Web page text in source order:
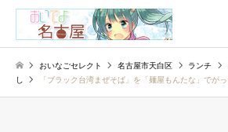
おいなごセレクト 名古屋市天白区 ランチ
し
「ブラック台湾まぜそば」を「麺屋もんたな」でがっ